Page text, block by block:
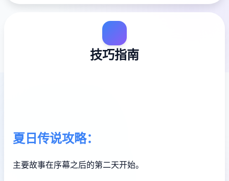
技巧指南
夏日传说攻略：
主要故事在序幕之后的第二天开始。